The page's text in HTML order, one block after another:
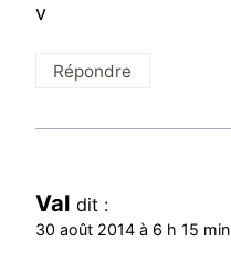
v
Répondre
Val dit :
30 août 2014 à 6 h 15 min